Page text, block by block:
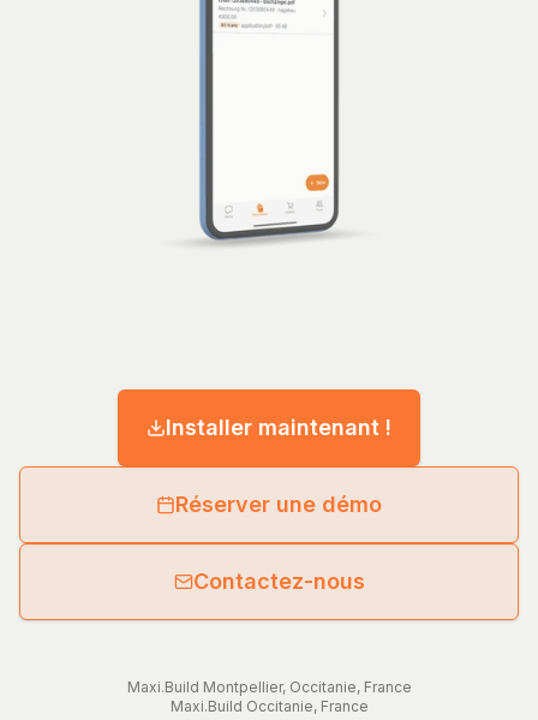
Installer maintenant !
Réserver une démo
Contactez-nous
Maxi.Build Montpellier, Occitanie, France
Maxi.Build Occitanie, France